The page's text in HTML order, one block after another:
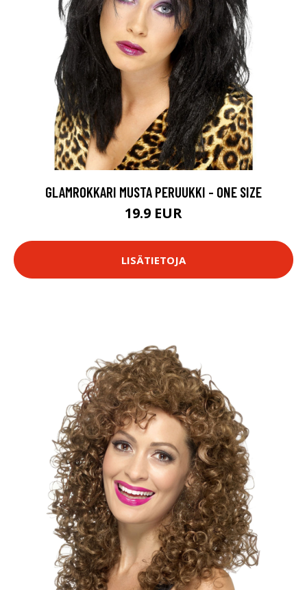
GLAMROKKARI MUSTA PERUUKKI - ONE SIZE
19.9 EUR
LISÄTIETOJA